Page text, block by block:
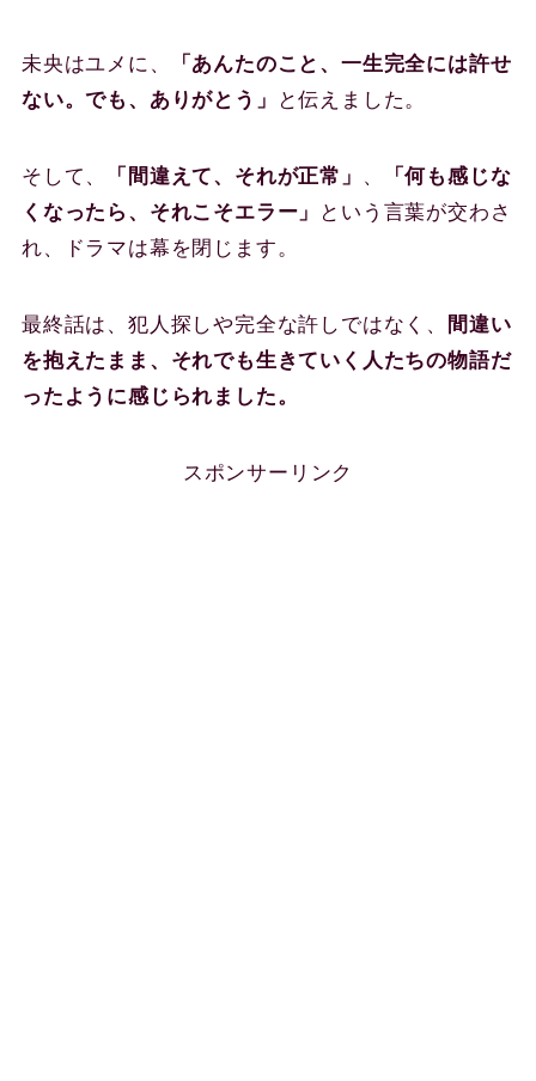
未央はユメに、
「あんたのこと、一生完全には許せ
ない。でも、ありがとう」
と伝えました。
そして、 「間違えて、それが正常」 、
「何も感じな
くなったら、それこそエラー」
という言葉が交わさ
れ、ドラマは幕を閉じます。
最終話は、犯人探しや完全な許しではなく、
間違い
を抱えたまま、それでも生きていく人たちの物語だ
ったように感じられました。
スポンサーリンク